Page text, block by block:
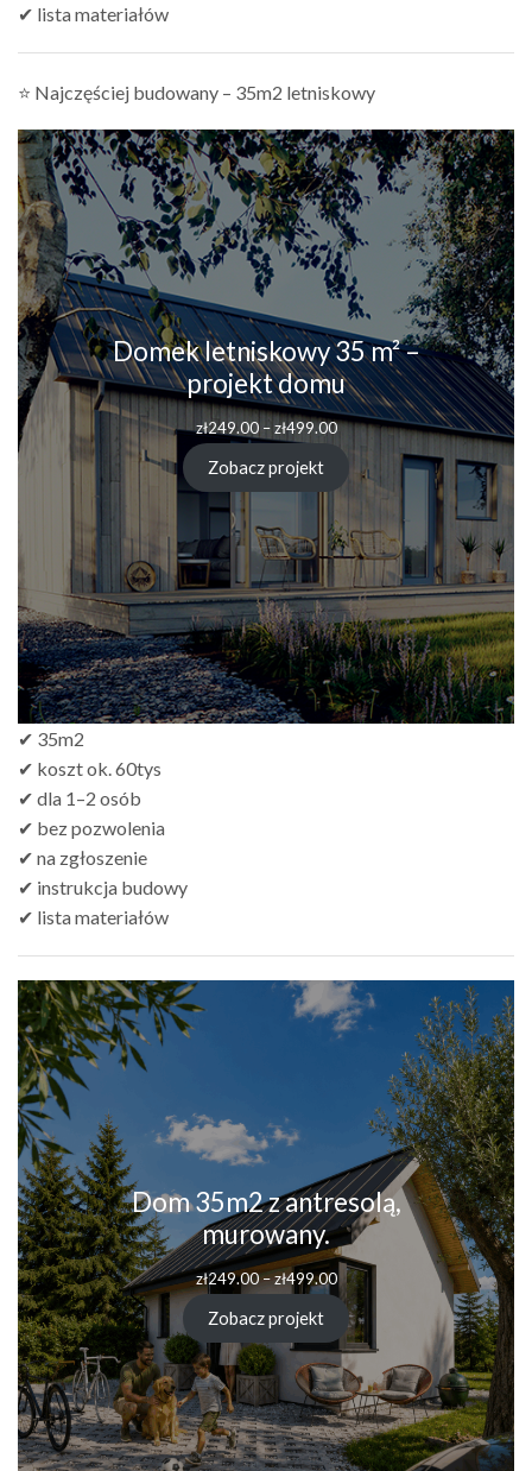
✔ lista materiałów
⭐ Najczęściej budowany – 35m2 letniskowy
Domek letniskowy 35 m² –
projekt domu
zł249.00 – zł499.00Zakres
zł249.00
zł499.00
Zobacz projekt
✔ 35m2
✔ koszt ok. 60tys
✔ dla 1–2 osób
✔ bez pozwolenia
✔ na zgłoszenie
✔ instrukcja budowy
✔ lista materiałów
Dom 35m2 z antresolą,
murowany.
zł249.00–zł499.00Zakres
cen:
od
zł249.00
do
zł499.00
Zobacz projekt